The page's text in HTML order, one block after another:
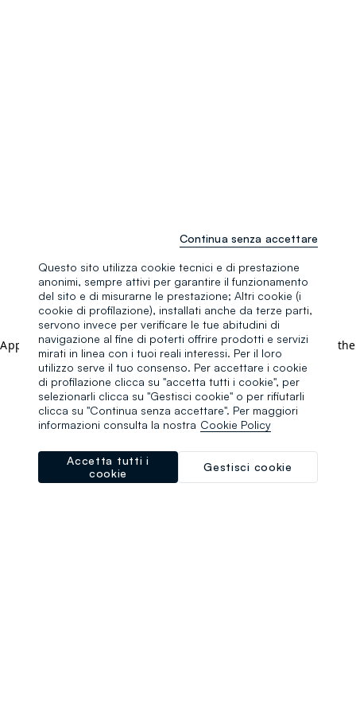
Application error: a client-side exception has occurred (see the
browser console for more information).
Questo sito utilizza cookie tecnici e di prestazione
anonimi, sempre attivi per garantire il funzionamento
del sito e di misurarne le prestazione; Altri cookie (i
cookie di profilazione), installati anche da terze parti,
servono invece per verificare le tue abitudini di
navigazione al fine di poterti offrire prodotti e servizi
mirati in linea con i tuoi reali interessi. Per il loro
utilizzo serve il tuo consenso. Per accettare i cookie
di profilazione clicca su "accetta tutti i cookie", per
selezionarli clicca su "Gestisci cookie" o per rifiutarli
clicca su "Continua senza accettare". Per maggiori
informazioni consulta la nostra Cookie Policy
Gestisci cookie
Accetta tutti i
cookie
Continua senza accettare